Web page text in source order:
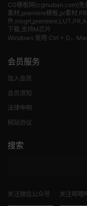
CG模板网(cgmuban.com)
素材 ,premiere模板,pr素材
件
下载,支持M芯片
Windows 使用 Ctrl + D，
会员服务
加入会员
会员须知
法律申明
网站协议
搜索
关注微信公众号 关注哔哩